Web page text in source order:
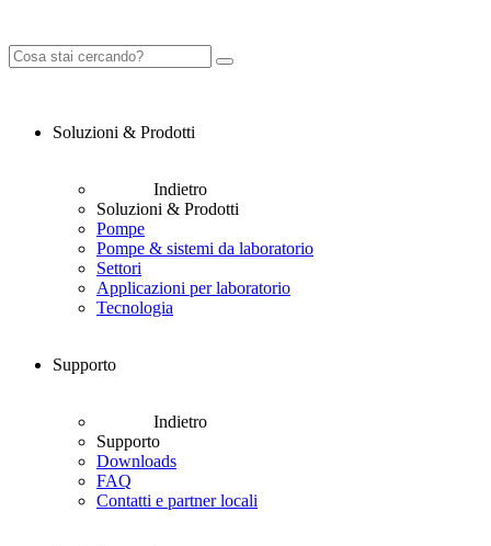
Soluzioni & Prodotti
Indietro
Soluzioni & Prodotti
Pompe
Pompe & sistemi da laboratorio
Settori
Applicazioni per laboratorio
Tecnologia
Supporto
Indietro
Supporto
Downloads
FAQ
Contatti e partner locali